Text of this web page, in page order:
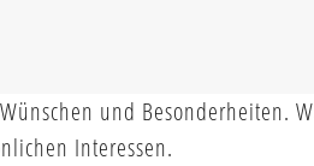
und Besonderheiten.
Interessen.